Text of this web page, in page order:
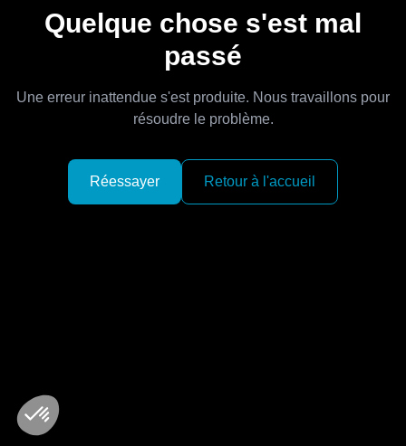
Quelque chose s'est mal
passé
Une erreur inattendue s'est produite. Nous travaillons pour
résoudre le problème.
Réessayer Retour à l'accueil